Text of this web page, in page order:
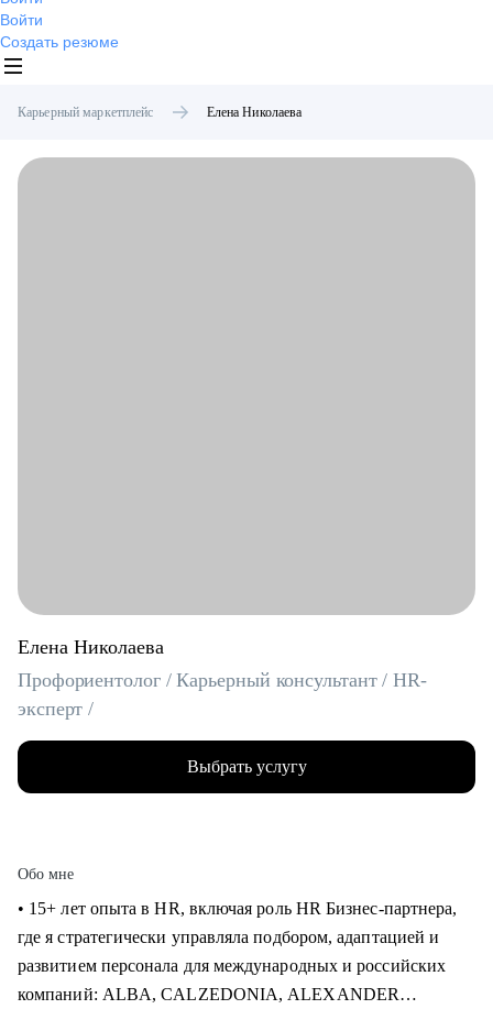
Войти
Создать резюме
Карьерный маркетплейс Елена Николаева
Елена Николаева
Профориентолог / Карьерный консультант / HR-
эксперт /
Выбрать услугу
Обо мне
• 15+ лет опыта в HR, включая роль HR Бизнес-партнера,
где я стратегически управляла подбором, адаптацией и
развитием персонала для международных и российских
компаний: ALBA, CALZEDONIA, ALEXANDER